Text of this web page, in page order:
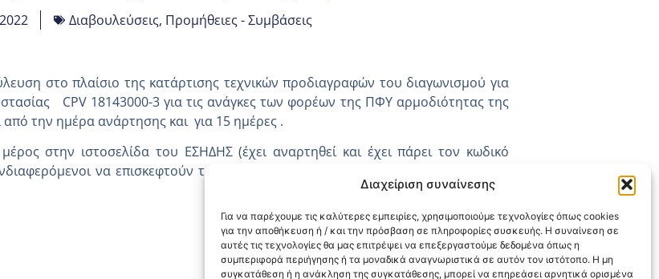
Διαχείριση συναίνεσης
Για να παρέχουμε τις καλύτερες εμπειρίες, χρησιμοποιούμε τεχνολογίες όπως cookies
για την αποθήκευση ή / και την πρόσβαση σε πληροφορίες συσκευής. Η συναίνεση σε
αυτές τις τεχνολογίες θα μας επιτρέψει να επεξεργαστούμε δεδομένα όπως η
συμπεριφορά περιήγησης ή τα μοναδικά αναγνωριστικά σε αυτόν τον ιστότοπο. Η μη
συγκατάθεση ή η ανάκληση της συγκατάθεσης, μπορεί να επηρεάσει αρνητικά ορισμένα
Διαβουλεύσεις, Προμήθειες - Συμβάσεις
στο πλαίσιο της κατάρτισης τεχνικών προδιαγραφών του διαγωνισμού για
CPV 18143000-3 για τις ανάγκες των φορέων της ΠΦΥ αρμοδιότητας της
την ημέρα ανάρτησης και για 15 ημέρες .
στην ιστοσελίδα του ΕΣΗΔΗΣ (έχει αναρτηθεί και έχει πάρει τον κωδικό
να επισκεφτούν τον παρακάτω